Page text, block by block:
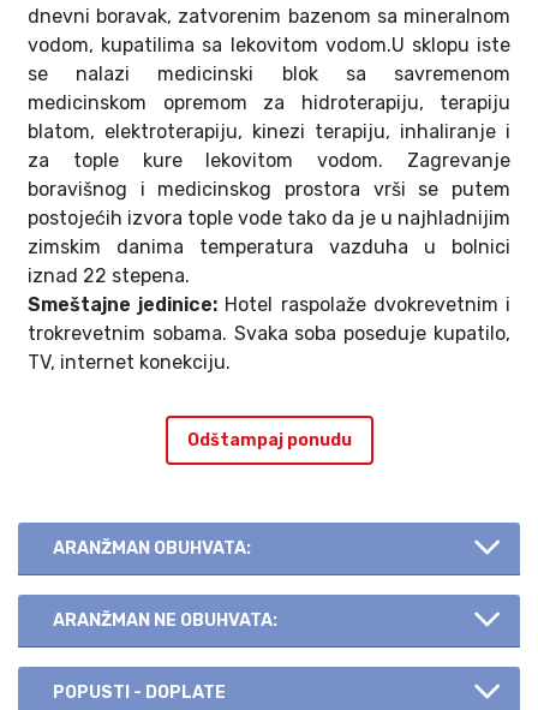
dnevni boravak, zatvorenim bazenom sa mineralnom
vodom, kupatilima sa lekovitom vodom.U sklopu iste
se nalazi medicinski blok sa savremenom
medicinskom opremom za hidroterapiju, terapiju
blatom, elektroterapiju, kinezi terapiju, inhaliranje i
za tople kure lekovitom vodom. Zagrevanje
boravišnog i medicinskog prostora vrši se putem
postojećih izvora tople vode tako da je u najhladnijim
zimskim danima temperatura vazduha u bolnici
iznad 22 stepena.
Smeštajne jedinice: Hotel raspolaže dvokrevetnim i
trokrevetnim sobama. Svaka soba poseduje kupatilo,
TV, internet konekciju.
Odštampaj ponudu
ARANŽMAN OBUHVATA:
ARANŽMAN NE OBUHVATA:
POPUSTI - DOPLATE